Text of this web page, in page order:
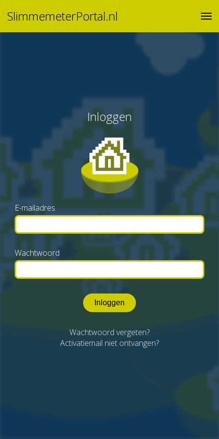
SlimmemeterPortal.nl
Inloggen
E-mailadres
Wachtwoord
Inloggen
Wachtwoord vergeten?
Activatiemail niet ontvangen?